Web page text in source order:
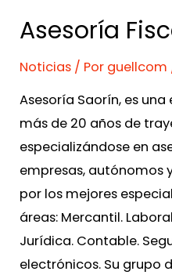
Asesoría
Noticias / Por guellcom
Asesoría Saorín, es
más de 20 años de
especializándose en
empresas, autónomos
por los mejores
áreas: Mercantil.
Jurídica. Contable.
electrónicos. Su grupo